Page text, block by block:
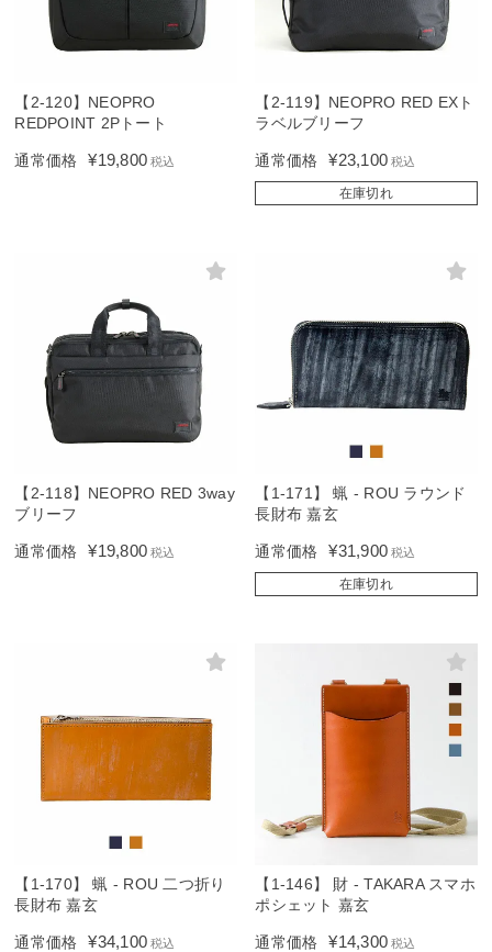
【2-120】NEOPRO
REDPOINT 2Pトート
通常価格 ¥19,800 税込
【2-119】NEOPRO RED EXト
ラベルブリーフ
通常価格 ¥23,100 税込
在庫切れ
【2-118】NEOPRO RED 3way
ブリーフ
通常価格 ¥19,800 税込
【1-171】 蝋 - ROU ラウンド
長財布 嘉玄
通常価格 ¥31,900 税込
在庫切れ
【1-170】 蝋 - ROU 二つ折り
長財布 嘉玄
通常価格 ¥34,100 税込
【1-146】 財 - TAKARA スマホ
ポシェット 嘉玄
通常価格 ¥14,300 税込